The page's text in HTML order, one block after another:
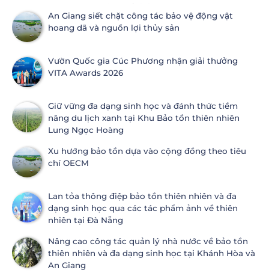
An Giang siết chặt công tác bảo vệ động vật
hoang dã và nguồn lợi thủy sản
Vườn Quốc gia Cúc Phương nhận giải thưởng
VITA Awards 2026
Giữ vững đa dạng sinh học và đánh thức tiềm
năng du lịch xanh tại Khu Bảo tồn thiên nhiên
Lung Ngọc Hoàng
Xu hướng bảo tồn dựa vào cộng đồng theo tiêu
chí OECM
Lan tỏa thông điệp bảo tồn thiên nhiên và đa
dạng sinh học qua các tác phẩm ảnh về thiên
nhiên tại Đà Nẵng
Nâng cao công tác quản lý nhà nước về bảo tồn
thiên nhiên và đa dạng sinh học tại Khánh Hòa và
An Giang